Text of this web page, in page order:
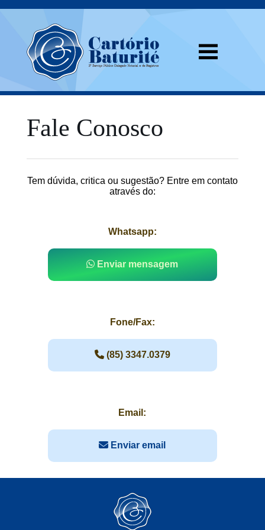
Fale Conosco
Tem dúvida, critica ou sugestão? Entre em contato
através do:
Whatsapp:
Enviar mensagem
Fone/Fax:
(85) 3347.0379
Email:
Enviar email